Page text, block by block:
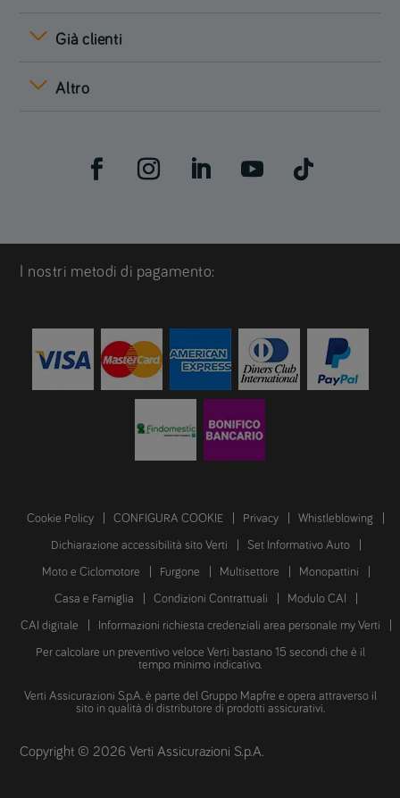
Già clienti
Altro
I nostri metodi di pagamento:
Cookie Policy CONFIGURA COOKIE Privacy Whistleblowing
Dichiarazione accessibilità sito Verti Set Informativo Auto
Moto e Ciclomotore Furgone Multisettore Monopattini
Casa e Famiglia Condizioni Contrattuali Modulo CAI
CAI digitale Informazioni richiesta credenziali area personale my Verti
Per calcolare un preventivo veloce Verti bastano 15 secondi che è il
tempo minimo indicativo.
Verti Assicurazioni S.p.A. è parte del Gruppo Mapfre e opera attraverso il
sito in qualità di distributore di prodotti assicurativi.
Copyright © 2026 Verti Assicurazioni S.p.A.